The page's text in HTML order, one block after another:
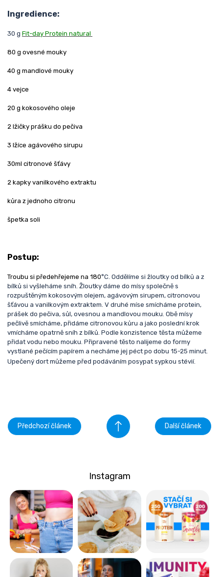
Ingredience:
30 g Fit-day Protein natural
80 g ovesné mouky
40 g mandlové mouky
4 vejce
20 g kokosového oleje
2 lžičky prášku do pečiva
3 lžíce agávového sirupu
30ml citronové šťávy
2 kapky vanilkového extraktu
kůra z jednoho citronu
špetka soli
Postup:
Troubu si předehřejeme na 180°C. Oddělíme si žloutky od bílků a z
bílků si vyšleháme sníh. Žloutky dáme do mísy společně s
rozpuštěným kokosovým olejem, agávovým sirupem, citronovou
šťávou a vanilkovým extraktem. V druhé míse smícháme protein,
prášek do pečiva, sůl, ovesnou a mandlovou mouku. Obě mísy
pečlivě smícháme, přidáme citronovou kůru a jako poslední krok
vmícháme opatrně sníh z bílků. Podle konzistence těsta můžeme
přidat vodu nebo mouku. Připravené těsto nalijeme do formy
vystlané pečícím papírem a necháme jej péct po dobu 15-25 minut.
Upečený dort můžeme před podáváním posypat sypkou stévií.
Předchozí článek Další článek
Instagram